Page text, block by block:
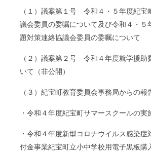
（１）議案第１号 令和４・５年度紀宝
議会委員の委嘱について及び令和４・５
題対策連絡協議会委員の委嘱について
（２）議案第２号 令和４年度就学援助
いて（非公開）
（３）紀宝町教育委員会事務局からの報
・令和４年度紀宝町サマースクールの実
・令和４年度新型コロナウイルス感染
付金事業紀宝町立小中学校用電子黒板購